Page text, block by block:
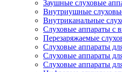
Заушные слуховые
Внутриушные
Внутриканальные
Слуховые аппараты с
Перезаряжаемые
Слуховые аппараты
Слуховые аппараты
Слуховые аппараты